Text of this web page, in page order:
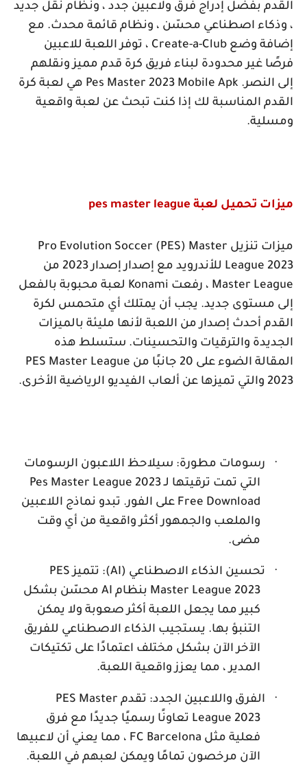
القدم بفضل إدراج فرق ولاعبين جدد ، ونظام نقل جديد
، وذكاء اصطناعي محسّن ، ونظام قائمة محدث. مع
إضافة وضع Create-a-Club ، توفر اللعبة للاعبين
فرصًا غير محدودة لبناء فريق كرة قدم مميز ونقلهم
إلى النصر. Pes Master 2023 Mobile Apk هي لعبة كرة
القدم المناسبة لك إذا كنت تبحث عن لعبة واقعية
ومسلية.
ميزات تحميل لعبة pes master league
ميزات تنزيل Pro Evolution Soccer (PES) Master
League 2023 للأندرويد مع إصدار إصدار 2023 من
Master League ، رفعت Konami لعبة محبوبة بالفعل
إلى مستوى جديد. يجب أن يمتلك أي متحمس لكرة
القدم أحدث إصدار من اللعبة لأنها مليئة بالميزات
الجديدة والترقيات والتحسينات. ستسلط هذه
المقالة الضوء على 20 جانبًا من
PES Master League
2023 والتي تميزها عن ألعاب الفيديو الرياضية الأخرى.
·
رسومات مطورة: سيلاحظ اللاعبون الرسومات
التي تمت ترقيتها لـPes Master League 2023
Free Download على الفور. تبدو نماذج اللاعبين
والملعب والجمهور أكثر واقعية من أي وقت
مضى.
· تحسين الذكاء الاصطناعي (AI): تتميزPES
Master League 2023 بنظام AI محسّن بشكل
كبير مما يجعل اللعبة أكثر صعوبة ولا يمكن
التنبؤ بها. يستجيب الذكاء الاصطناعي للفريق
الآخر الآن بشكل مختلف اعتمادًا على تكتيكات
المدير ، مما يعزز واقعية اللعبة.
· الفرق واللاعبين الجدد: تقدم PES Master
League 2023 تعاونًا رسميًا جديدًا مع فرق
فعلية مثل FC Barcelona ، مما يعني أن لاعبيها
الآن مرخصون تمامًا ويمكن لعبهم في اللعبة.